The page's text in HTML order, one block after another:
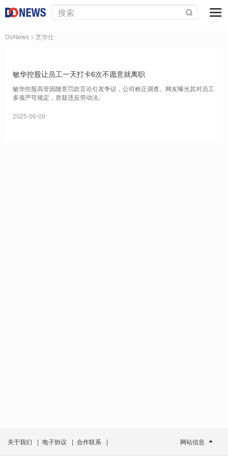
DoNews > 芝华仕
敏华控股让员工一天打卡6次不愿意就离职
敏华控股高管因随意罚款言论引发争议，公司称正调查。网友曝光其对员工
多项严苛规定，质疑违反劳动法。
2025-06-09
关于我们 | 电子协议 | 合作联系 | 网站信息